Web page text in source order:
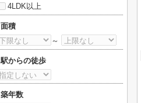
4LDK以上
面積
～
駅からの徒歩
築年数